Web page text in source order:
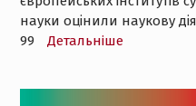
науки оцінили наукову
99
Детальнiше